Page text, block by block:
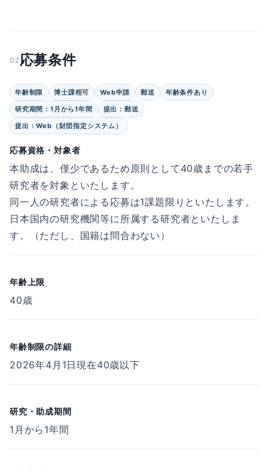
02 応募条件
年齢制限 博士課程可 Web申請 郵送
年齢条件あり
研究期間：1月から1年間
提出：郵送
提出：Web（財団指定システム）
応募資格・対象者
本助成は、僅少であるため原則として40歳までの若手
研究者を対象といたします。
同一人の研究者による応募は1課題限りといたします。
日本国内の研究機関等に所属する研究者といたしま
す。（ただし、国籍は問合わない）
年齢上限
40歳
年齢制限の詳細
2026年4月1日現在40歳以下
研究・助成期間
1月から1年間